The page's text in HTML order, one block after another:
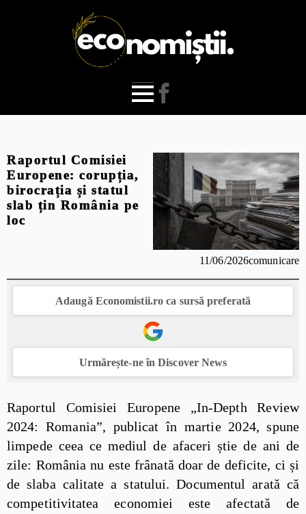
Raportul Comisiei
Europene: corupția,
birocrația și statul
slab țin România pe
loc
11/06/2026comunicare
Adaugă Economistii.ro ca sursă preferată
Urmărește-ne în Discover News
Raportul Comisiei Europene „In-Depth Review
2024: Romania”, publicat în martie 2024, spune
limpede ceea ce mediul de afaceri știe de ani de
zile: România nu este frânată doar de deficite, ci și
de slaba calitate a statului. Documentul arată că
competitivitatea economiei este afectată de